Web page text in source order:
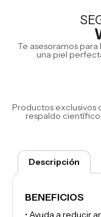
Te asesoramos para
una piel
Productos exclusivos
respaldo científico
Descripción
BENEFICIOS